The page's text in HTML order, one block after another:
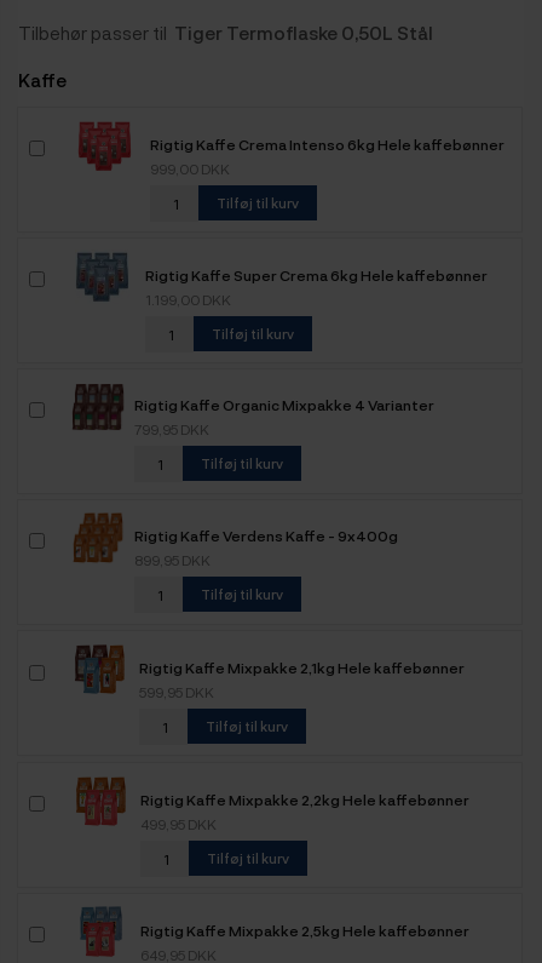
Tilbehør passer til Tiger Termoflaske 0,50L Stål
Kaffe
Rigtig Kaffe Crema Intenso 6kg Hele kaffebønner
999,00 DKK
Tilføj til kurv
Rigtig Kaffe Super Crema 6kg Hele kaffebønner
1.199,00 DKK
Tilføj til kurv
Rigtig Kaffe Organic Mixpakke 4 Varianter
799,95 DKK
Tilføj til kurv
Rigtig Kaffe Verdens Kaffe - 9x400g
899,95 DKK
Tilføj til kurv
Rigtig Kaffe Mixpakke 2,1kg Hele kaffebønner
599,95 DKK
Tilføj til kurv
Rigtig Kaffe Mixpakke 2,2kg Hele kaffebønner
499,95 DKK
Tilføj til kurv
Rigtig Kaffe Mixpakke 2,5kg Hele kaffebønner
649,95 DKK